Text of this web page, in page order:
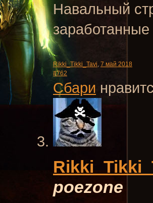
Навальный
Rikki_Tikki_Tavi, 7 май 2018
#762
Сбари
poezone